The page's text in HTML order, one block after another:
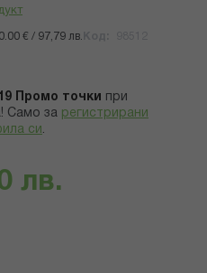
€ / 97,79 лв.
Промо точки
при
Само за регистрирани
си .
лв.